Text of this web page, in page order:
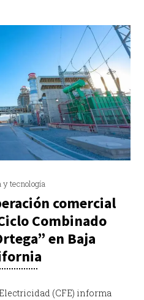
y tecnología
comercial
Combinado
en Baja
(CFE) informa